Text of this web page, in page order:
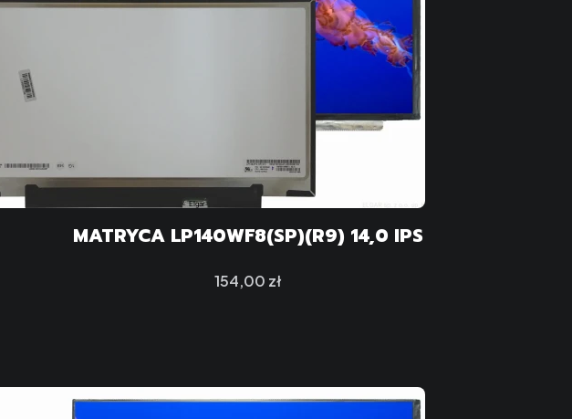
MATRYCA LP140WF8(SP)(R9) 14,0 IPS
Cena
154,00 zł